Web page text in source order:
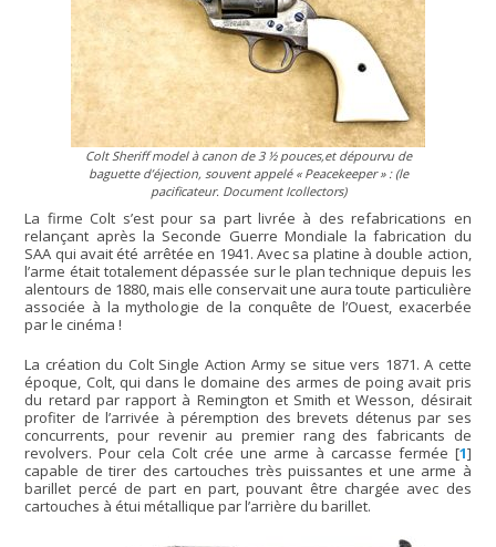
Colt Sheriff model à canon de 3 ½ pouces,et dépourvu de
baguette d’éjection, souvent appelé « Peacekeeper »: (le
pacificateur. Document Icollectors)
La firme Colt s’est pour sa part livrée à des refabrications en
relançant après la Seconde Guerre Mondiale la fabrication du
SAA qui avait été arrêtée en 1941. Avec sa platine à double action,
l’arme était totalement dépassée sur le plan technique depuis les
alentours de 1880, mais elle conservait une aura toute particulière
associée à la mythologie de la conquête de l’Ouest, exacerbée
par le cinéma !
La création du Colt Single Action Army se situe vers 1871. A cette
époque, Colt, qui dans le domaine des armes de poing avait pris
du retard par rapport à Remington et Smith et Wesson, désirait
profiter de l’arrivée à péremption des brevets détenus par ses
concurrents, pour revenir au premier rang des fabricants de
revolvers. Pour cela Colt crée une arme à carcasse fermée [1]
capable de tirer des cartouches très puissantes et une arme à
barillet percé de part en part, pouvant être chargée avec des
cartouches à étui métallique par l’arrière du barillet.